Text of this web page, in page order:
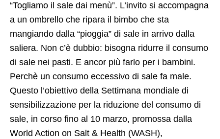
“Togliamo il sale dai menù”. L’invito si accompagna
a un ombrello che ripara il bimbo che sta
mangiando dalla “pioggia” di sale in arrivo dalla
saliera. Non c’è dubbio: bisogna ridurre il consumo
di sale nei pasti. E ancor più farlo per i bambini.
Perchè un consumo eccessivo di sale fa male.
Questo l’obiettivo della Settimana mondiale di
sensibilizzazione per la riduzione del consumo di
sale, in corso fino al 10 marzo, promossa dalla
World Action on Salt & Health (WASH),